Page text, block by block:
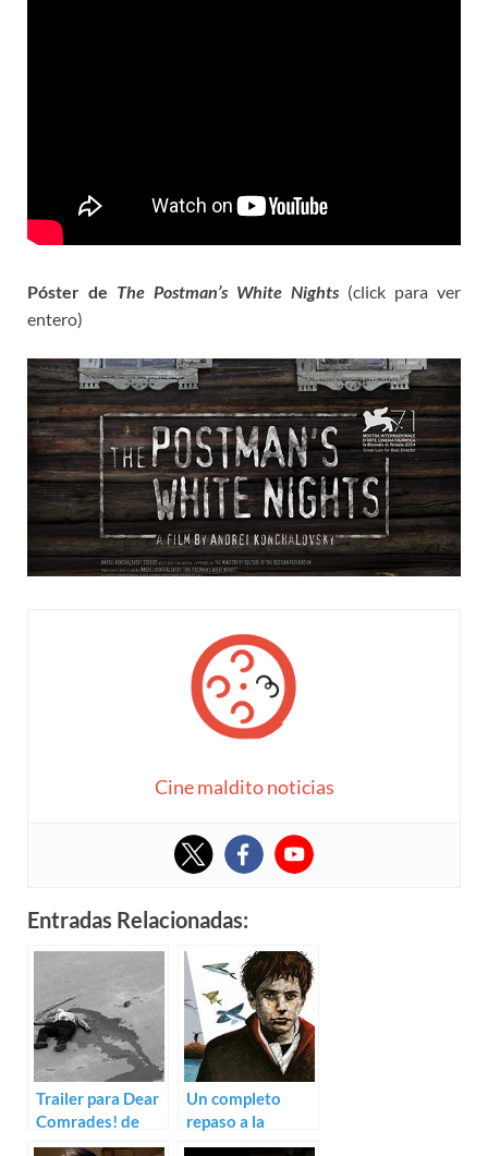
Póster de The Postman’s White Nights (click para ver
entero)
Cine maldito noticias
Entradas Relacionadas:
Trailer para Dear
Comrades! de
Andrei
Un completo
repaso a la
Sección Oficial de